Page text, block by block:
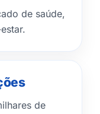
de saúde,
de